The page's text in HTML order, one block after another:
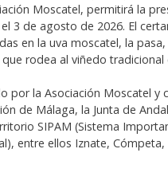
Moscatel, permitirá la
3 de agosto de 2026. El
en la uva moscatel, la
rodea al viñedo tradicional
por la Asociación Moscatel y
de Málaga, la Junta de
SIPAM (Sistema
entre ellos Iznate,